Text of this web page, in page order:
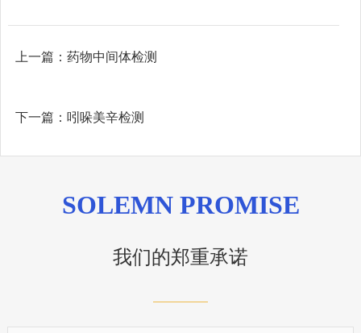
上一篇： 药物中间体检测
下一篇： 吲哚美辛检测
SOLEMN PROMISE
我们的郑重承诺